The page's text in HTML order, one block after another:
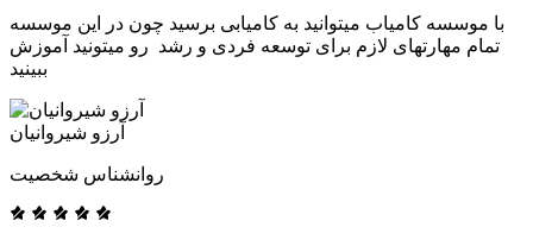
با موسسه کامیاب میتوانید به کامیابی برسید چون در این موسسه
تمام مهارتهای لازم برای توسعه فردی و رشد رو میتونید آموزش
ببینید
آرزو شیروانیان
روانشناس شخصیت